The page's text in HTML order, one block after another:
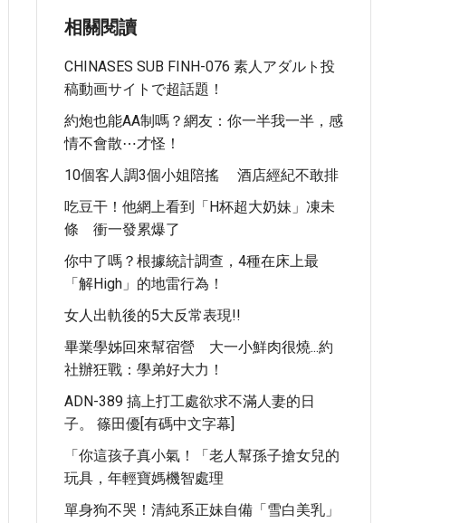
相關閱讀
CHINASES SUB FINH-076 素人アダルト投
稿動画サイトで超話題！
約炮也能AA制嗎？網友：你一半我一半，感
情不會散⋯才怪！
10個客人調3個小姐陪搖 酒店經紀不敢排
吃豆干！他網上看到「H杯超大奶妹」凍未
條 衝一發累爆了
你中了嗎？根據統計調查，4種在床上最
「解High」的地雷行為！
女人出軌後的5大反常表現!!
畢業學姊回來幫宿營 大一小鮮肉很燒...約
社辦狂戰：學弟好大力！
ADN-389 搞上打工處欲求不滿人妻的日
子。 篠田優[有碼中文字幕]
「你這孩子真小氣！「老人幫孫子搶女兒的
玩具，年輕寶媽機智處理
單身狗不哭！清純系正妹自備「雪白美乳」